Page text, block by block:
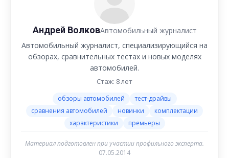
Андрей ВолковАвтомобильный журналист
Автомобильный журналист, специализирующийся на
обзорах, сравнительных тестах и новых моделях
автомобилей.
Стаж: 8 лет
обзоры автомобилей
тест-драйвы
сравнения автомобилей
новинки
комплектации
характеристики
премьеры
Материал подготовлен при участии профильного эксперта.
07.05.2014